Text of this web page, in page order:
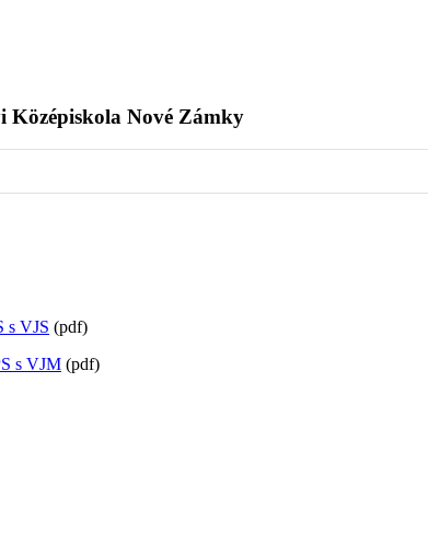
Középiskola Nové Zámky
s VJS (pdf)
s VJM (pdf)